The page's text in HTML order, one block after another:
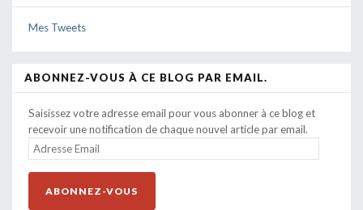
Mes Tweets
ABONNEZ-VOUS À CE BLOG PAR EMAIL.
Saisissez votre adresse email pour vous abonner à ce blog et
recevoir une notification de chaque nouvel article par email.
ADRESSE
EMAIL
ABONNEZ-VOUS